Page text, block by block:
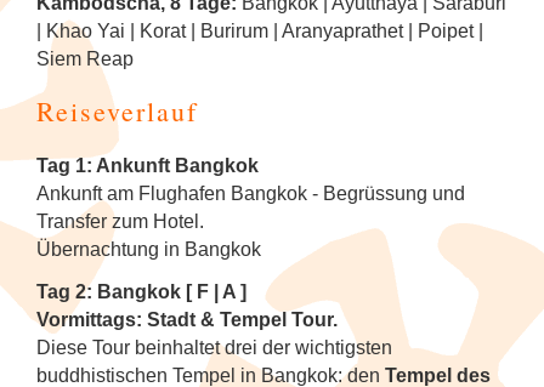
| Khao Yai | Korat | Burirum | Aranyaprathet | Poipet |
Siem Reap
Reiseverlauf
Tag 1: Ankunft Bangkok
Ankunft am Flughafen Bangkok - Begrüssung und
Transfer zum Hotel.
Übernachtung in Bangkok
Tag 2: Bangkok [ F | A ]
Vormittags: Stadt & Tempel Tour.
Diese Tour beinhaltet drei der wichtigsten
buddhistischen Tempel in Bangkok: den Tempel des
Diverses
Sehenswertes
Kunst & Handwerk 1
Luxusreisen
Schiffsreisen und Fluss-
Kreuzfahrten
Spirituelle Reisen
Tee & Gewürze
Zugreisen
Wellness & Entspannung auf Sri Lanka
Familienreise Sri Lanka
Familienreise Thailand
Kandy Esala Perahera Sri Lanka
NEU: Schlemmerreise Thailand
Thailand: Streetfood, Rooftops und Flip-
Flops
Vietnam für Geniesser
NEU: Traumhaftes Thailand
durchs Mekong-Delta
NEU: Flusskreuzfahrt mit der RV River
Kwai
Hausboot-Kreuzfahrt auf den
Backwaters
Flusskreuzfahrt auf dem Brahmaputra
NEU: Indonesien
Japan
Korea (Südkorea)
Mongolei
Myanmar (Burma)
Nepal